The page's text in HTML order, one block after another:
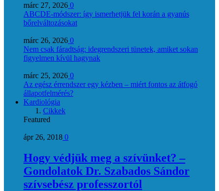
márc 27, 2026 0
ABCDE‑módszer: így ismerhetjük fel korán a gyanús
bőrelváltozásokat
márc 26, 2026 0
Nem csak fáradtság: idegrendszeri tünetek, amiket sokan
figyelmen kívül hagynak
márc 25, 2026 0
Az egész érrendszer egy kézben – miért fontos az átfogó
állapotfelmérés?
Kardiológia
Cikkek
Featured
ápr 26, 2018 0
Hogy védjük meg a szívünket? –
Gondolatok Dr. Szabados Sándor
szívsebész professzortól